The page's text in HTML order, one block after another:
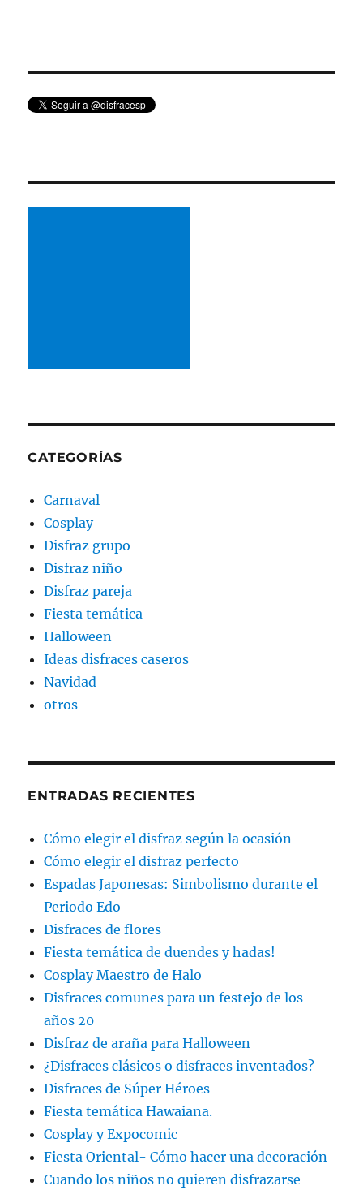
CATEGORÍAS
Carnaval
Cosplay
Disfraz grupo
Disfraz niño
Disfraz pareja
Fiesta temática
Halloween
Ideas disfraces caseros
Navidad
otros
ENTRADAS RECIENTES
Cómo elegir el disfraz según la ocasión
Cómo elegir el disfraz perfecto
Espadas Japonesas: Simbolismo durante el
Periodo Edo
Disfraces de flores
Fiesta temática de duendes y hadas!
Cosplay Maestro de Halo
Disfraces comunes para un festejo de los
años 20
Disfraz de araña para Halloween
¿Disfraces clásicos o disfraces inventados?
Disfraces de Súper Héroes
Fiesta temática Hawaiana.
Cosplay y Expocomic
Fiesta Oriental- Cómo hacer una decoración
Cuando los niños no quieren disfrazarse